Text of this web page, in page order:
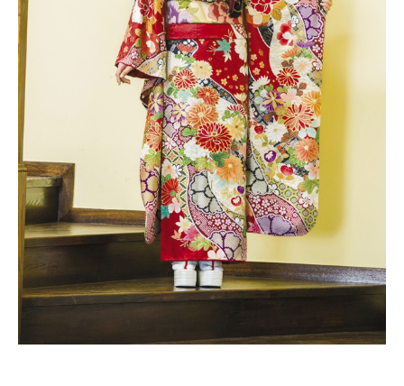
お客様ギャラリー
Kimono Yuubi